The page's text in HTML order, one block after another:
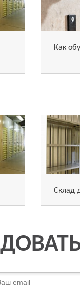
Как
Склад